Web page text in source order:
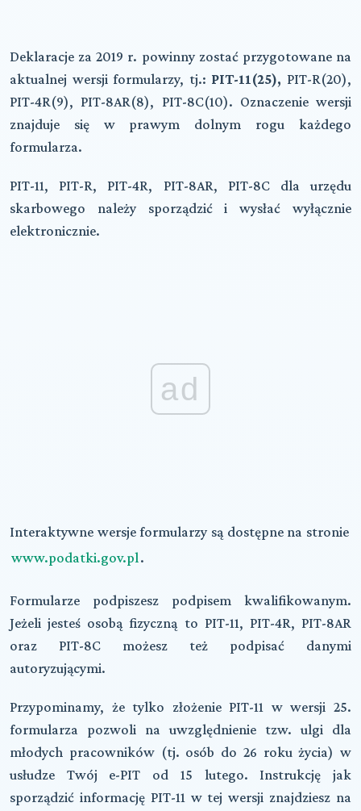
Deklaracje za 2019 r. powinny zostać przygotowane na
aktualnej wersji formularzy, tj.: PIT-11(25), PIT-R(20),
PIT-4R(9), PIT-8AR(8), PIT-8C(10). Oznaczenie wersji
znajduje się w prawym dolnym rogu każdego
formularza.
PIT-11, PIT-R, PIT-4R, PIT-8AR, PIT-8C dla urzędu
skarbowego należy sporządzić i wysłać wyłącznie
elektronicznie.
ad
Interaktywne wersje formularzy są dostępne na stronie
www.podatki.gov.pl .
Formularze podpiszesz podpisem kwalifikowanym.
Jeżeli jesteś osobą fizyczną to PIT-11, PIT-4R, PIT-8AR
oraz PIT-8C możesz też podpisać danymi
autoryzującymi.
Przypominamy, że tylko złożenie PIT-11 w wersji 25.
formularza pozwoli na uwzględnienie tzw. ulgi dla
młodych pracowników (tj. osób do 26 roku życia) w
usłudze Twój e-PIT od 15 lutego. Instrukcję jak
sporządzić informację PIT-11 w tej wersji znajdziesz na